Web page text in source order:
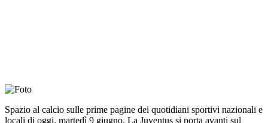
Spazio al calcio sulle prime pagine dei quotidiani sportivi nazionali e
locali di oggi, martedì 9 giugno. La Juventus si porta avanti sul